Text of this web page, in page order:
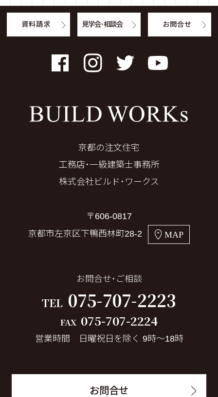
FacebookInstagramTwitter YouTube
京都の注文住宅
工務店・一級建築士事務所
株式会社ビルド・ワークス
〒606-0817
京都市左京区下鴨西林町28-2
MAP
お問合せ・ご相談
TEL 075-707-2223
FAX 075-707-2224
営業時間 日曜祝日を除く 9時～18時
お問合せ
資料請求 見学会・相談会 お問合せ